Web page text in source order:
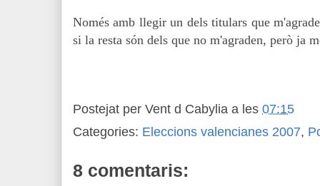
Només amb llegir un dels titulars que
si la resta són dels que no m'agraden, però ja
Postejat per Vent d Cabylia a les 07:15
Categories: Eleccions valencianes 2007,
8 comentaris: